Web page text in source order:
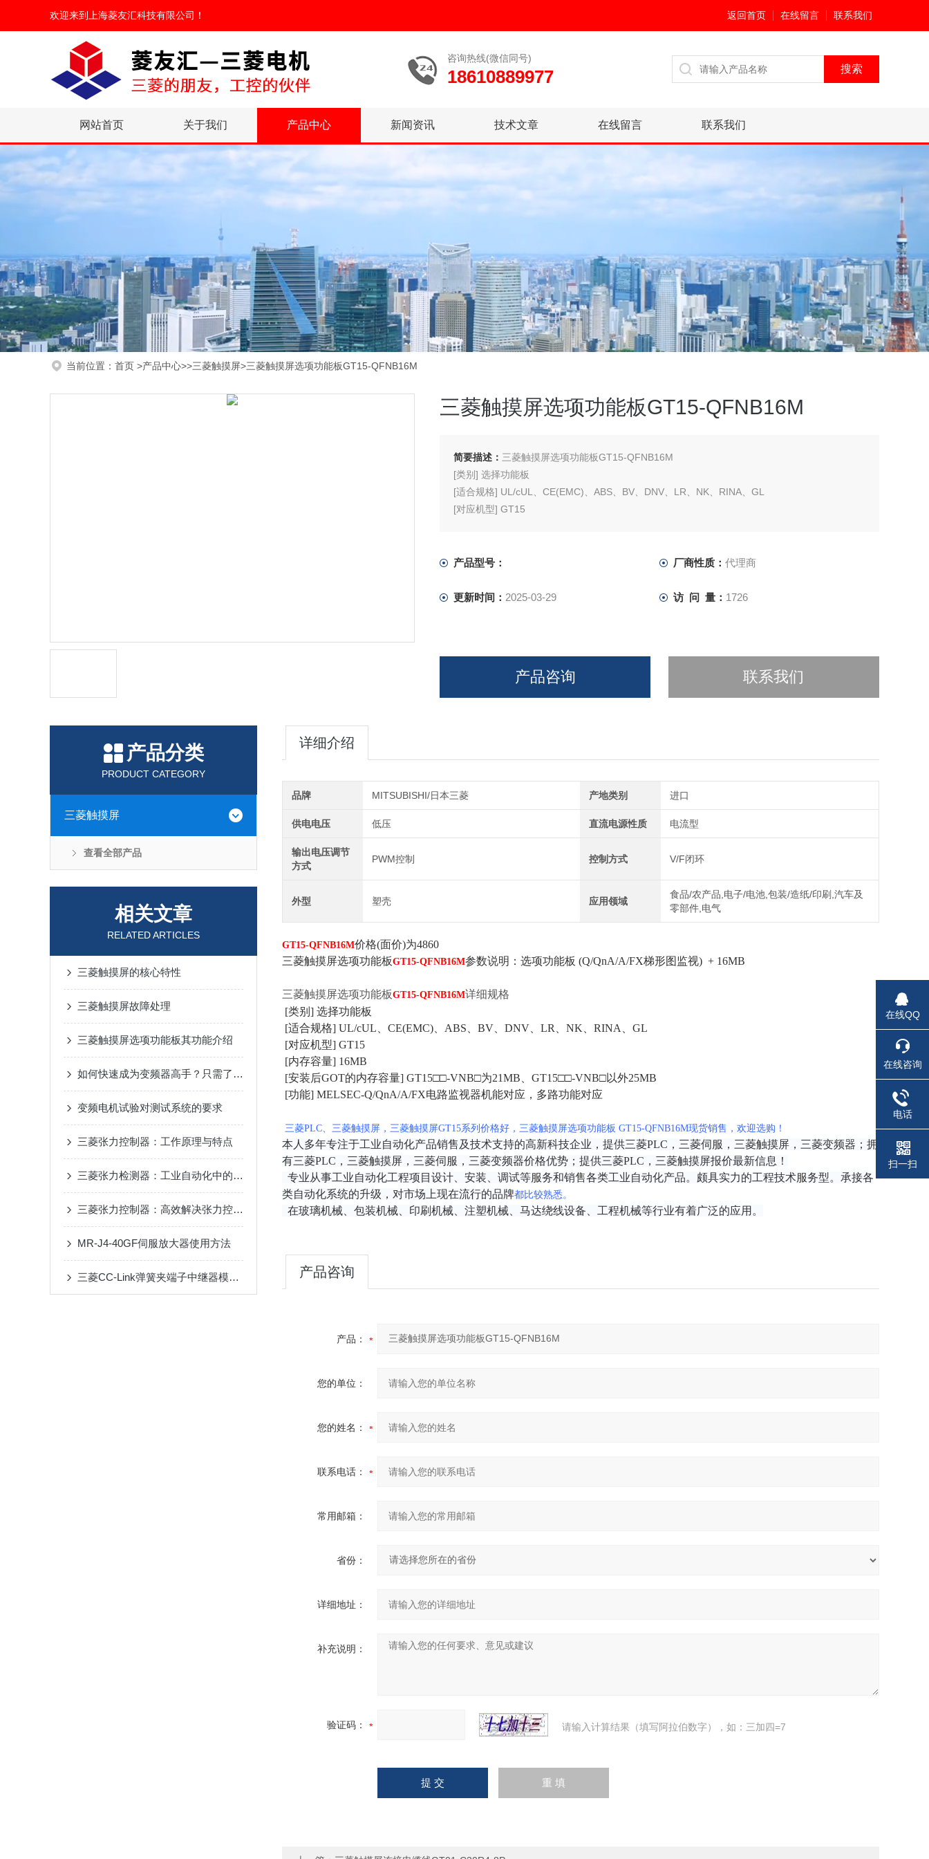
欢迎来到 上海菱友汇科技有限公司 ！ 返回首页 在线留言 联系我们
咨询热线(微信同号)
18610889977
网站首页 关于我们 产品中心 新闻资讯 技术文章 在线留言 联系我们
当前位置： 首页 >产品中心>>三菱触摸屏>三菱触摸屏选项功能板GT15-QFNB16M
三菱触摸屏选项功能板GT15-QFNB16M
简要描述： 三菱触摸屏选项功能板GT15-QFNB16M
[类别] 选择功能板
[适合规格] UL/cUL、CE(EMC)、ABS、BV、DNV、LR、NK、RINA、GL
[对应机型] GT15
产品型号： 厂商性质： 代理商
更新时间： 2025-03-29 访 问 量： 1726
产品咨询 联系我们
产品分类
PRODUCT CATEGORY
三菱触摸屏
查看全部产品
相关文章
RELATED ARTICLES
三菱触摸屏的核心特性
三菱触摸屏故障处理
三菱触摸屏选项功能板其功能介绍
如何快速成为变频器高手？只需了解这15个变频器问题
变频电机试验对测试系统的要求
三菱张力控制器：工作原理与特点
三菱张力检测器：工业自动化中的关键技术与应用
三菱张力控制器：高效解决张力控制难题，优化材料处理与传输流程
MR-J4-40GF伺服放大器使用方法
三菱CC-Link弹簧夹端子中继器模块应用场景
详细介绍
品牌 MITSUBISHI/日本三菱 产地类别 进口
供电电压 低压 直流电源性质 电流型
输出电压调节
方式
PWM控制 控制方式 V/F闭环
外型 塑壳 应用领域
食品/农产品,电子/电池,包装/造纸/印刷,汽车及
零部件,电气
GT15-QFNB16M价格(面价)为4860
三菱触摸屏选项功能板GT15-QFNB16M参数说明：选项功能板 (Q/QnA/A/FX梯形图监视) + 16MB
三菱触摸屏选项功能板GT15-QFNB16M详细规格
[类别] 选择功能板
[适合规格] UL/cUL、CE(EMC)、ABS、BV、DNV、LR、NK、RINA、GL
[对应机型] GT15
[内存容量] 16MB
[安装后GOT的内存容量] GT15□□-VNB□为21MB、GT15□□-VNB□以外25MB
[功能] MELSEC-Q/QnA/A/FX电路监视器机能对应，多路功能对应
三菱PLC、三菱触摸屏，三菱触摸屏GT15系列价格好，三菱触摸屏选项功能板 GT15-QFNB16M现货销售，欢迎选购！
本人多年专注于工业自动化产品销售及技术支持的高新科技企业，提供三菱PLC，三菱伺服，三菱触摸屏，三菱变频器；拥
有三菱PLC，三菱触摸屏，三菱伺服，三菱变频器价格优势；提供三菱PLC，三菱触摸屏报价最新信息！
专业从事工业自动化工程项目设计、安装、调试等服务和销售各类工业自动化产品。颇具实力的工程技术服务型。承接各
类自动化系统的升级，对市场上现在流行的品牌都比较熟悉。
在玻璃机械、包装机械、印刷机械、注塑机械、马达绕线设备、工程机械等行业有着广泛的应用。
产品咨询
产品：
您的单位：
您的姓名：
联系电话：
常用邮箱：
省份：
详细地址：
补充说明：
验证码： 请输入计算结果（填写阿拉伯数字），如：三加四=7
在线QQ
在线咨询
电话
扫一扫